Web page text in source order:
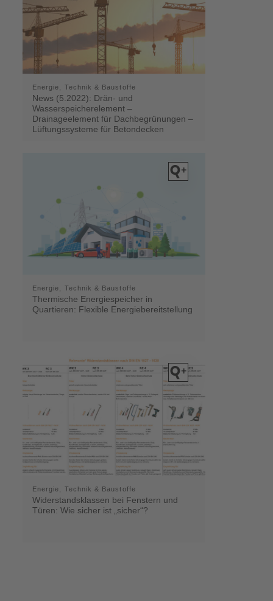
Energie, Technik & Baustoffe
News (5.2022): Drän- und
Wasserspeicherelement –
Drainageelement für Dachbegrünungen –
Lüftungssysteme für Betondecken
Energie, Technik & Baustoffe
Thermische Energiespeicher in
Quartieren: Flexible Energiebereitstellung
Energie, Technik & Baustoffe
Widerstandsklassen bei Fenstern und
Türen: Wie sicher ist „sicher“?